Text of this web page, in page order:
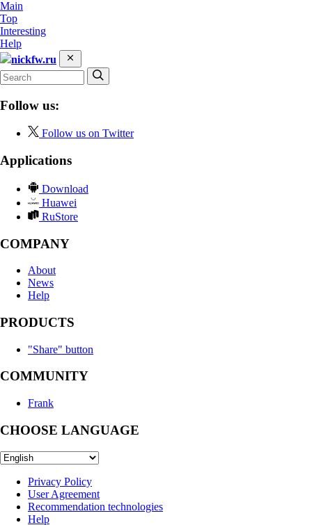
Main
Top
Interesting
Help
nickfw.ru
Follow us:
Follow us on Twitter
Applications
Download
Huawei
RuStore
COMPANY
About
News
Help
PRODUCTS
"Share" button
COMMUNITY
Frank
CHOOSE LANGUAGE
Privacy Policy
User Agreement
Recommendation technologies
Help